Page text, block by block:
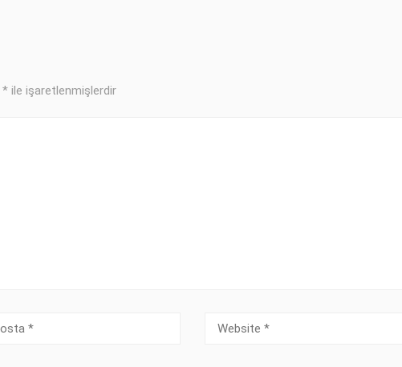
* ile işaretlenmişlerdir